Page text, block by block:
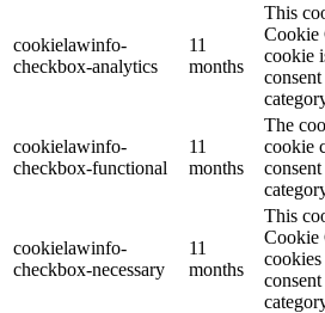
cookielawinfo-
checkbox-analytics
11
months
This
Cookie
cookie
cookielawinfo-
checkbox-functional
11
months
The
cookie
cookielawinfo-
checkbox-necessary
11
months
This
Cookie
cookies